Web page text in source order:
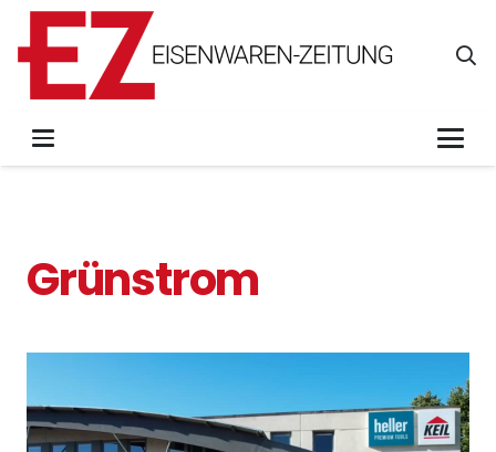
Grünstrom